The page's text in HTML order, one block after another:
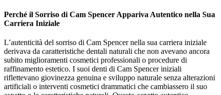
Perché il Sorriso di Cam Spencer Appariva Autentico nella Sua
Carriera Iniziale
L’autenticità del sorriso di Cam Spencer nella sua carriera iniziale
derivava da caratteristiche dentali naturali che non avevano ancora
subito miglioramenti cosmetici professionali o procedure di
raffinamento estetico. I suoi denti di Cam Spencer iniziali
riflettevano giovinezza genuina e sviluppo naturale senza alterazioni
artificiali o interventi cosmetici drammatici che cambiassero il suo